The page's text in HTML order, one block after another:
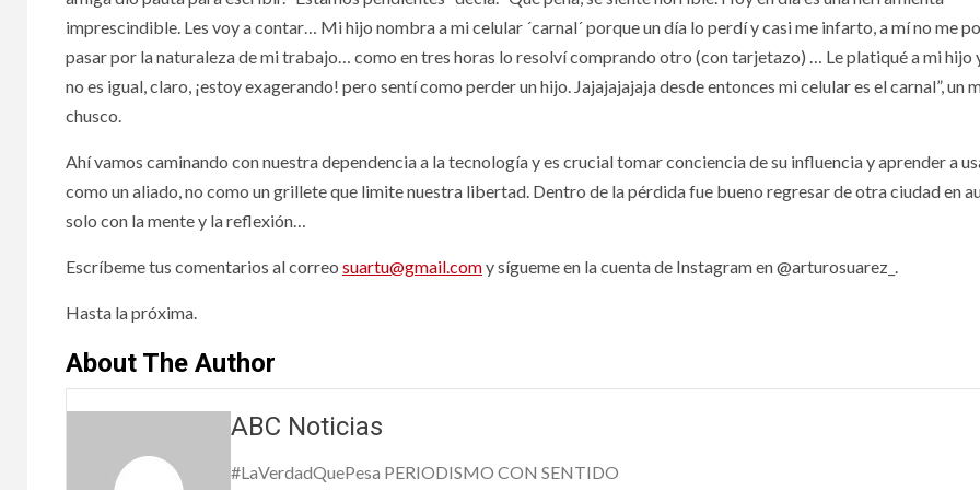
imprescindible. Les voy a contar… Mi hijo nombra a mi celular ´carnal´ porque un día lo perdí y casi me infarto, a mí no me
pasar por la naturaleza de mi trabajo… como en tres horas lo resolví comprando otro (con tarjetazo) … Le platiqué a mi hijo
no es igual, claro, ¡estoy exagerando! pero sentí como perder un hijo. Jajajajajaja desde entonces mi celular es el carnal”, un
chusco.
Ahí vamos caminando con nuestra dependencia a la tecnología y es crucial tomar conciencia de su influencia y aprender a
como un aliado, no como un grillete que limite nuestra libertad. Dentro de la pérdida fue bueno regresar de otra ciudad en
solo con la mente y la reflexión…
Escríbeme tus comentarios al correo suartu@gmail.comy sígueme en la cuenta de Instagram en @arturosuarez_.
Hasta la próxima.
About The Author
ABC Noticias
#LaVerdadQuePesa PERIODISMO CON SENTIDO